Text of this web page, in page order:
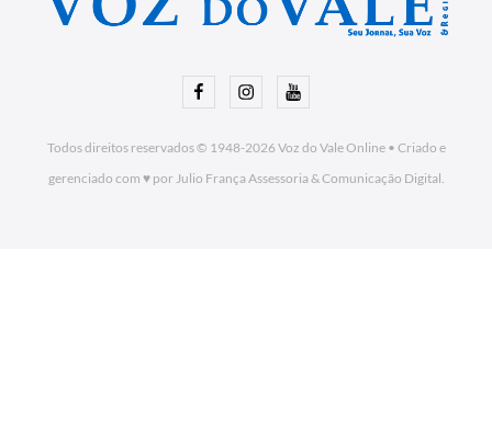
FacebookInstagramYoutube
Todos direitos reservados © 1948-2026Voz do Vale Online• Criado e
gerenciado com ♥ por Julio França Assessoria& Comunicação Digital.